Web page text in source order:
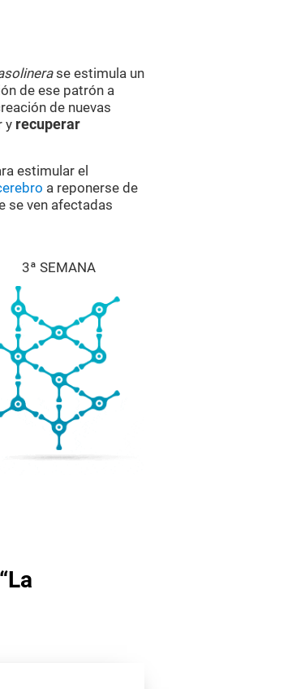
se estimula un
de ese patrón a
de nuevas
y recuperar
estimular el
a reponerse de
se ven afectadas
3ª SEMANA